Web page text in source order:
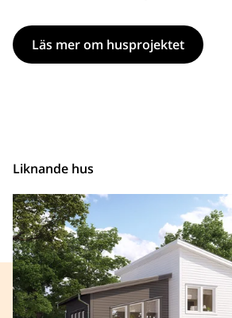
Läs mer om husprojektet
Liknande hus